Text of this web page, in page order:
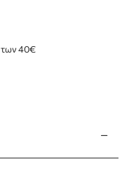
των 40€